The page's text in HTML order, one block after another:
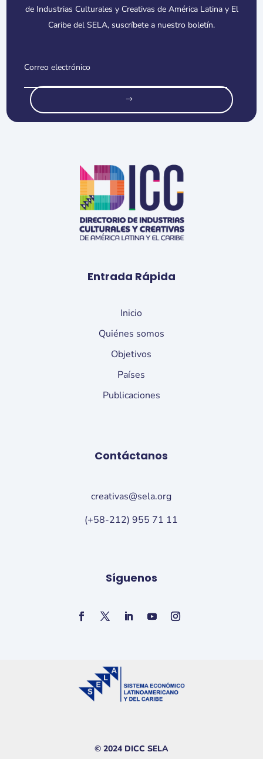
de Industrias Culturales y Creativas de América Latina y El
Caribe del SELA, suscríbete a nuestro boletín.
Entrada Rápida
Inicio
Quiénes somos
Objetivos
Países
Publicaciones
Contáctanos
creativas@sela.org
(+58-212) 955 71 11
Síguenos
© 2024 DICC SELA